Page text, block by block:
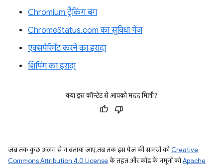
Chromium ट्रैकिंग बग
ChromeStatus.com का सुविधा पेज
एक्सपेरिमेंट करने का इरादा
शिपिंग का इरादा
क्या इस कॉन्टेंट से आपको मदद मिली?
जब तक कुछ अलग से न बताया जाए, तब तक इस पेज की सामग्री कोCreative
Commons Attribution 4.0 Licenseके तहत और कोड के नमूनों कोApache